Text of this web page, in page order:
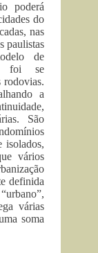
poderá
do
nas
paulistas
de
foi se
rodovias.
a
São
isolados,
vários
definida
várias
soma